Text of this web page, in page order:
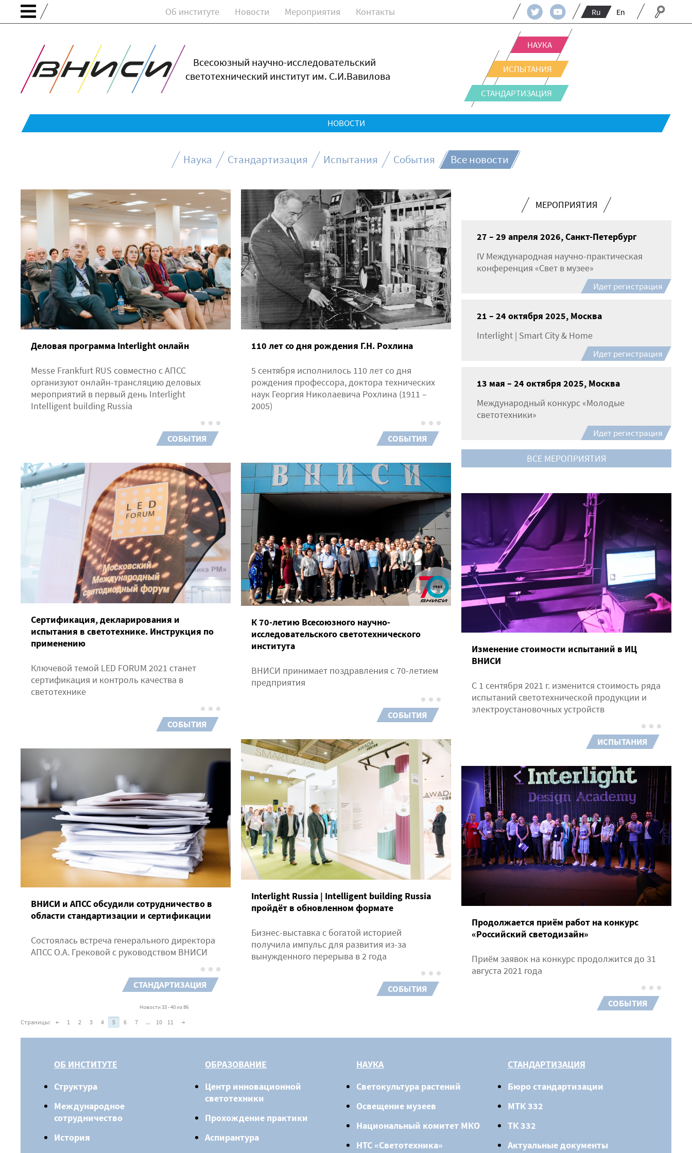
Об институте Новости Мероприятия Контакты Ru En
Всесоюзный научно-исследовательский
светотехнический институт им. С.И.Вавилова
НАУКА
ИСПЫТАНИЯ
СТАНДАРТИЗАЦИЯ
НОВОСТИ
Наука Стандартизация Испытания События Все новости
Деловая программа Interlight онлайн
Messe Frankfurt RUS совместно с АПСС
организуют онлайн-трансляцию деловых
мероприятий в первый день Interlight
Intelligent building Russia
СОБЫТИЯ
110 лет со дня рождения Г.Н. Рохлина
5 сентября исполнилось 110 лет со дня
рождения профессора, доктора технических
наук Георгия Николаевича Рохлина (1911 –
2005)
СОБЫТИЯ
К 70-летию Всесоюзного научно-
исследовательского светотехнического
института
ВНИСИ принимает поздравления с 70-летием
предприятия
СОБЫТИЯ
Сертификация, декларирования и
испытания в светотехнике. Инструкция по
применению
Ключевой темой LED FORUM 2021 станет
сертификация и контроль качества в
светотехнике
СОБЫТИЯ
Изменение стоимости испытаний в ИЦ
ВНИСИ
С 1 сентября 2021 г. изменится стоимость ряда
испытаний светотехнической продукции и
электроустановочных устройств
ИСПЫТАНИЯ
Interlight Russia | Intelligent building Russia
пройдёт в обновленном формате
Бизнес-выставка с богатой историей
получила импульс для развития из-за
вынужденного перерыва в 2 года
СОБЫТИЯ
ВНИСИ и АПСС обсудили сотрудничество в
области стандартизации и сертификации
Состоялась встреча генерального директора
АПСС О.А. Грековой с руководством ВНИСИ
СТАНДАРТИЗАЦИЯ
Продолжается приём работ на конкурс
«Российский светодизайн»
Приём заявок на конкурс продолжится до 31
августа 2021 года
СОБЫТИЯ
Новости 33 - 40 из 86
Страницы: ← 1 2 3 4 5 6 7 ... 10 11 →
МЕРОПРИЯТИЯ
27 – 29 апреля 2026, Санкт-Петербург
IV Международная научно-практическая
конференция «Свет в музее»
Идет регистрация
21 – 24 октября 2025, Москва
Interlight | Smart City & Home
Идет регистрация
13 мая – 24 октября 2025, Москва
Международный конкурс «Молодые
светотехники»
Идет регистрация
ВСЕ МЕРОПРИЯТИЯ
ОБ ИНСТИТУТЕ
Структура
Международное
сотрудничество
История
ОБРАЗОВАНИЕ
Центр инновационной
светотехники
Прохождение практики
Аспирантура
НАУКА
Светокультура растений
Освещение музеев
Национальный комитет МКО
НТС «Светотехника»
СТАНДАРТИЗАЦИЯ
Бюро стандартизации
МТК 332
ТК 332
Актуальные документы